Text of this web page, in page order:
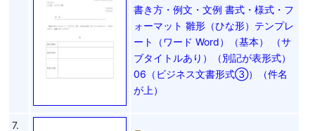
書き方・例文・文例 書式・様式・フ
ォーマット 雛形（ひな形）テンプレ
ート（ワード Word）（基本） （サ
ブタイトルあり）（別記が表形式）
06（ビジネス文書形式③）（件名
が上）
7.